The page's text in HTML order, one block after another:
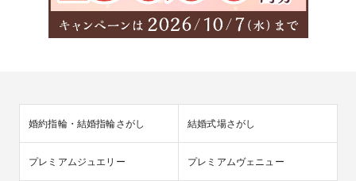
婚約指輪・結婚指輪さがし 結婚式場さがし
プレミアムジュエリー プレミアムヴェニュー